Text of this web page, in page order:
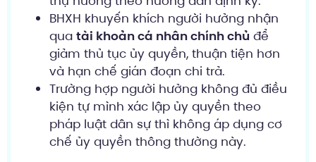
BHXH khuyến khích người hưởng nhận
qua tài khoản cá nhân chính chủ để
giảm thủ tục ủy quyền, thuận tiện hơn
và hạn chế gián đoạn chi trả.
Trường hợp người hưởng không đủ điều
kiện tự mình xác lập ủy quyền theo
pháp luật dân sự thì không áp dụng cơ
chế ủy quyền thông thường này.